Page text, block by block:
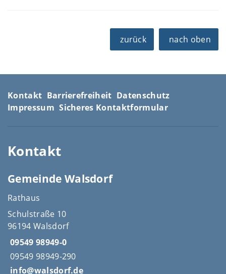
zurück nach oben
Kontakt Barrierefreiheit Datenschutz
Impressum Sicheres Kontaktformular
Kontakt
Gemeinde Walsdorf
Rathaus
Schulstraße 10
96194 Walsdorf
09549 98949-0
09549 98949-290
info@walsdorf.de